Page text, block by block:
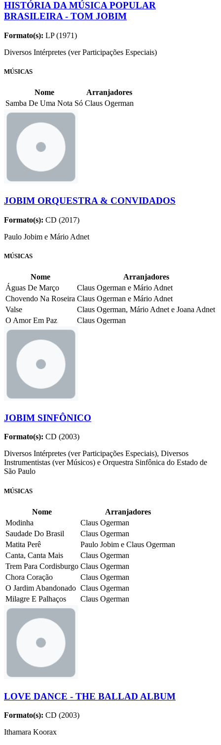
HISTÓRIA DA MÚSICA POPULAR
BRASILEIRA - TOM JOBIM
Formato(s): LP (1971)
Diversos Intérpretes (ver Participações Especiais)
MÚSICAS
Nome
Arranjadores
Samba De Uma Nota Só Claus Ogerman
JOBIM ORQUESTRA & CONVIDADOS
Formato(s): CD (2017)
Paulo Jobim e Mário Adnet
MÚSICAS
Nome
Arranjadores
Águas De Março
Claus Ogerman e Mário Adnet
Chovendo Na Roseira Claus Ogerman e Mário Adnet
Valse
Claus Ogerman, Mário Adnet e Joana Adnet
O Amor Em Paz
Claus Ogerman
JOBIM SINFÔNICO
Formato(s): CD (2003)
Diversos Intérpretes (ver Participações Especiais), Diversos
Instrumentistas (ver Músicos) e Orquestra Sinfônica do Estado de
São Paulo
MÚSICAS
Nome
Arranjadores
Modinha
Claus Ogerman
Saudade Do Brasil
Claus Ogerman
Matita Perê
Paulo Jobim e Claus Ogerman
Canta, Canta Mais
Claus Ogerman
Trem Para Cordisburgo Claus Ogerman
Chora Coração
Claus Ogerman
O Jardim Abandonado Claus Ogerman
Milagre E Palhaços
Claus Ogerman
LOVE DANCE - THE BALLAD ALBUM
Formato(s): CD (2003)
Ithamara Koorax